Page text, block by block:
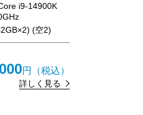
i9-14900K
(空2)
円（税込）
詳しく見る